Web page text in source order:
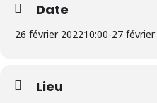
Date
26 février 202210:00-27
Lieu